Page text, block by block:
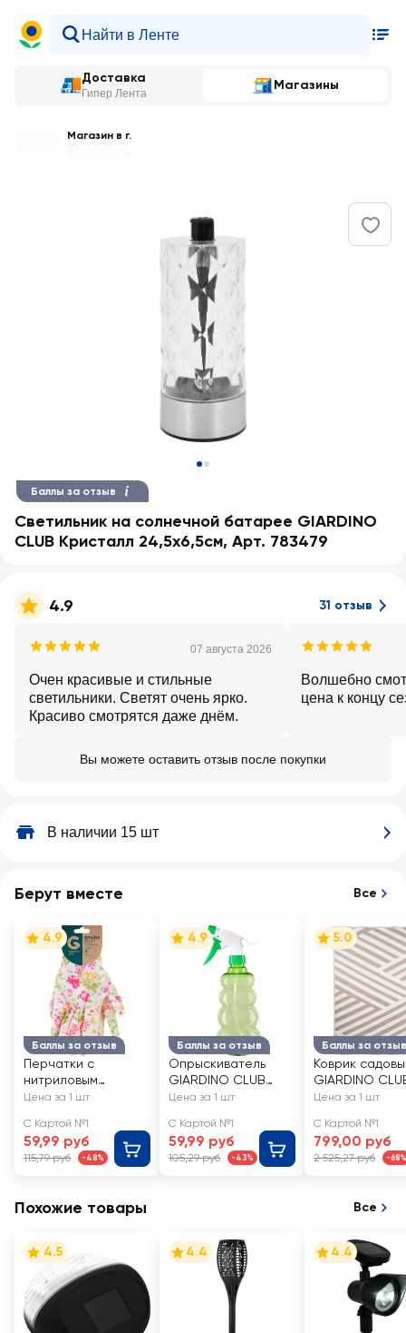
Доставка
Гипер Лента
Магазины
Магазин в г.
Баллы за отзыв
Светильник на солнечной батарее GIARDINO
CLUB Кристалл 24,5х6,5см, Арт. 783479
4.9 31 отзыв
07 августа 2026
Очен красивые и стильные
светильники. Светят очень ярко.
Красиво смотрятся даже днём.
Волшебно
цена к концу
Вы можете оставить отзыв после покупки
В наличии 15 шт
Берут вместе Все
Баллы за отзыв
4.9
Перчатки с
нитриловым
покрытием
M, L полиэстер, Арт.
GVGL10-1
Цена за 1 шт
С Картой №1
59,99 руб
115,79 руб -48%
Баллы за отзыв
4.9
Опрыскиватель
GIARDINO CLUB
550мл, Арт. SX-
Цена за 1 шт
С Картой №1
59,99 руб
105,29 руб -43%
Баллы за отзыв
5.0
Коврик
GIARDINO
120х180см, Арт.
Цена за 1 шт
С Картой №1
799,00 руб
2 525,27 руб -68%
Похожие товары Все
4.5 4.4 4.4